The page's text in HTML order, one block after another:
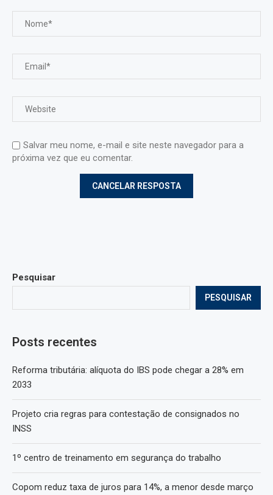
Salvar meu nome, e-mail e site neste navegador para a
próxima vez que eu comentar.
Pesquisar
PESQUISAR
Posts recentes
Reforma tributária: alíquota do IBS pode chegar a 28% em
2033
Projeto cria regras para contestação de consignados no
INSS
1º centro de treinamento em segurança do trabalho
Copom reduz taxa de juros para 14%, a menor desde março